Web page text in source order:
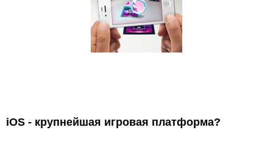
iOS - крупнейшая игровая платформа?